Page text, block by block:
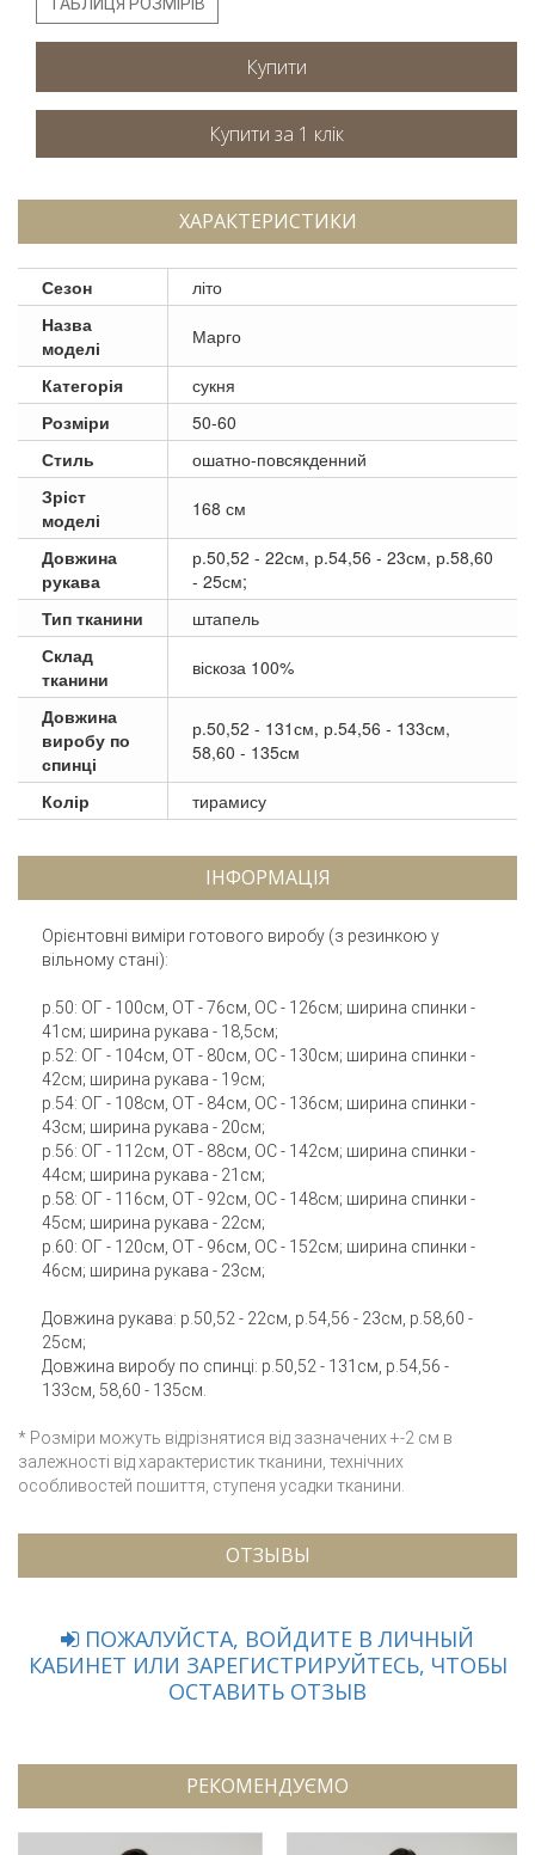
Купити
ХАРАКТЕРИСТИКИ
Сезон
літо
Назва
моделі
Марго
Категорія
сукня
Розміри
50-60
Стиль
ошатно-повсякденний
Зріст
моделі
168 см
Довжина
рукава
р.50,52 - 22см, р.54,56 - 23см, р.58,60
- 25см;
Тип тканини
штапель
Склад
тканини
віскоза 100%
Довжина
виробу по
спинці
р.50,52 - 131см, р.54,56 - 133см,
58,60 - 135см
Колір тирамису
ІНФОРМАЦІЯ
Орієнтовні виміри готового виробу (з резинкою у
вільному стані):
р.50: ОГ - 100см, ОТ - 76см, ОС - 126см; ширина спинки -
41см; ширина рукава - 18,5см;
р.52: ОГ - 104см, ОТ - 80см, ОС - 130см; ширина спинки -
42см; ширина рукава - 19см;
р.54: ОГ - 108см, ОТ - 84см, ОС - 136см; ширина спинки -
43см; ширина рукава - 20см;
р.56: ОГ - 112см, ОТ - 88см, ОС - 142см; ширина спинки -
44см; ширина рукава - 21см;
р.58: ОГ - 116см, ОТ - 92см, ОС - 148см; ширина спинки -
45см; ширина рукава - 22см;
р.60: ОГ - 120см, ОТ - 96см, ОС - 152см; ширина спинки -
46см; ширина рукава - 23см;
Довжина рукава: р.50,52 - 22см, р.54,56 - 23см, р.58,60 -
25см;
Довжина виробу по спинці: р.50,52 - 131см, р.54,56 -
133см, 58,60 - 135см.
* Розміри можуть відрізнятися від зазначених +-2 см в
залежності від характеристик тканини, технічних
особливостей пошиття, ступеня усадки тканини.
ОТЗЫВЫ
ПОЖАЛУЙСТА, ВОЙДИТЕ В ЛИЧНЫЙ
КАБИНЕТ ИЛИ ЗАРЕГИСТРИРУЙТЕСЬ, ЧТОБЫ
ОСТАВИТЬ ОТЗЫВ
РЕКОМЕНДУЄМО